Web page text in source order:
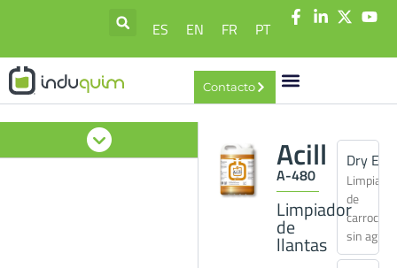
ES EN FR PT
Contacto
Dry EX
de
sin agua
Acill
A-480
Limpiador
de
llantas